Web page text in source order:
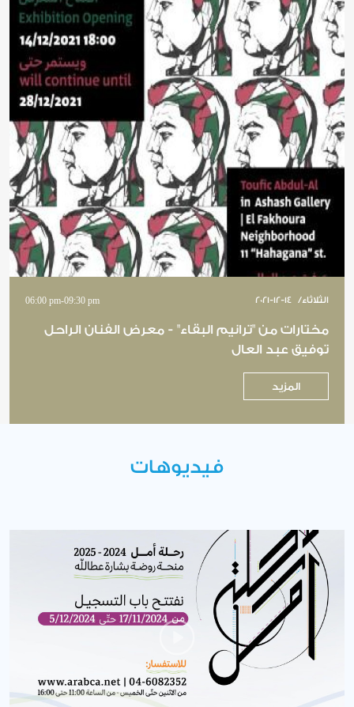
2021-12-14 الثلاثاء/
06:00 pm-09:30 pm
مختارات من "ترانيم البقاء" - معرض الفنان الراحل
توفيق عبد العال
المزيد
فيديوهات